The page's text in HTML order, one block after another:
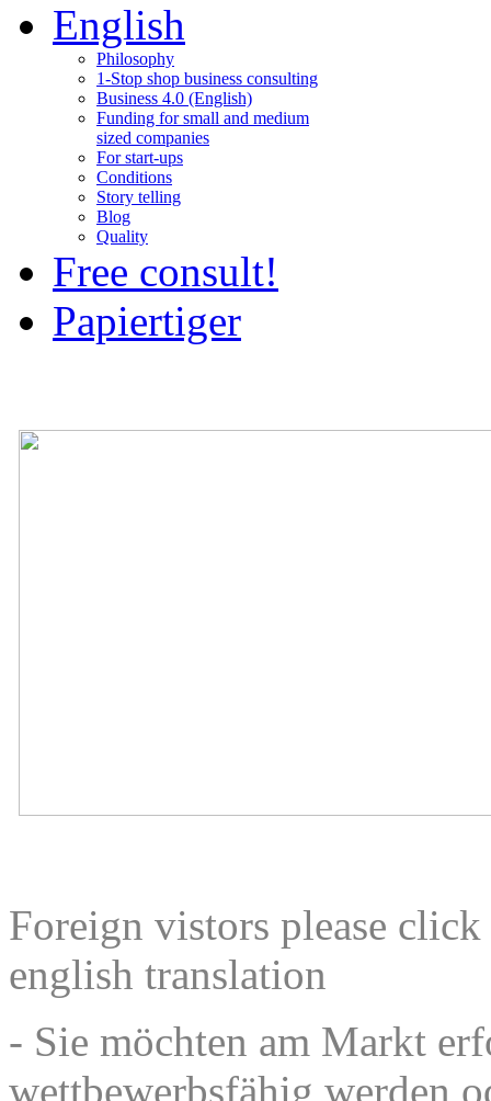
English
Philosophy
1-Stop shop business consulting
Business 4.0 (English)
Funding for small and medium
sized companies
For start-ups
Conditions
Story telling
Blog
Quality
Free consult!
Papiertiger
Foreign vistors please click
english translation
- Sie möchten am Markt
wettbewerbsfähig werden